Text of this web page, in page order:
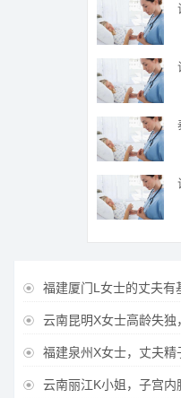
 福建厦门L女士的丈夫有
 云南昆明X女士高龄失
 福建泉州X女士，丈夫
 云南丽江K小姐，子宫